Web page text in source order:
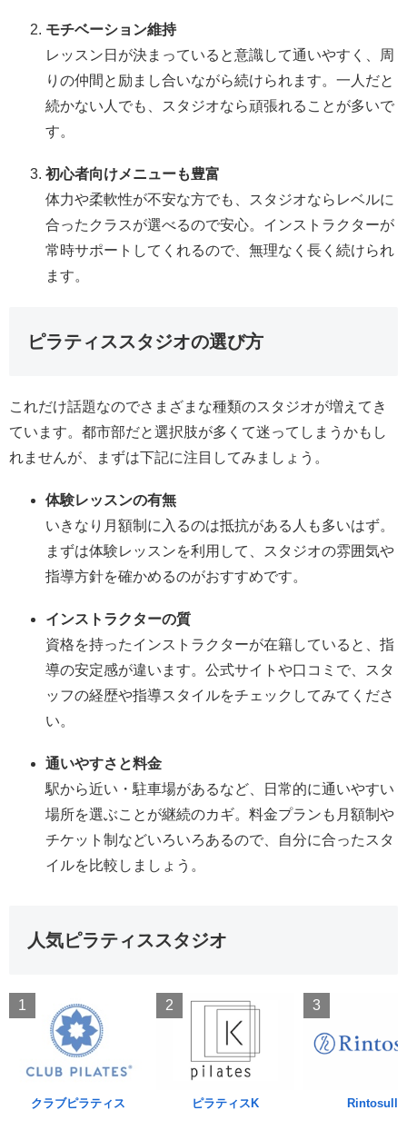
モチベーション維持
レッスン日が決まっていると意識して通いやすく、周
りの仲間と励まし合いながら続けられます。一人だと
続かない人でも、スタジオなら頑張れることが多いで
す。
初心者向けメニューも豊富
体力や柔軟性が不安な方でも、スタジオならレベルに
合ったクラスが選べるので安心。インストラクターが
常時サポートしてくれるので、無理なく長く続けられ
ます。
ピラティススタジオの選び方
これだけ話題なのでさまざまな種類のスタジオが増えてき
ています。都市部だと選択肢が多くて迷ってしまうかもし
れませんが、まずは下記に注目してみましょう。
体験レッスンの有無
いきなり月額制に入るのは抵抗がある人も多いはず。
まずは体験レッスンを利用して、スタジオの雰囲気や
指導方針を確かめるのがおすすめです。
インストラクターの質
資格を持ったインストラクターが在籍していると、指
導の安定感が違います。公式サイトや口コミで、スタ
ッフの経歴や指導スタイルをチェックしてみてくださ
い。
通いやすさと料金
駅から近い・駐車場があるなど、日常的に通いやすい
場所を選ぶことが継続のカギ。料金プランも月額制や
チケット制などいろいろあるので、自分に合ったスタ
イルを比較しましょう。
人気ピラティススタジオ
1
クラブピラティス
2
ピラティスK
3
Rintosull